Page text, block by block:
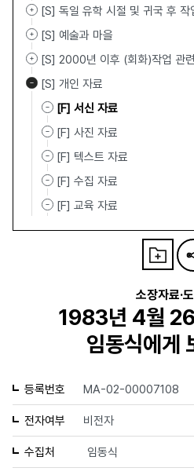
[S] 독일 유학 시절 및 귀국 후 작
[S] 예술과 마을
[S] 2000년 이후 (회화)작업 관
[S] 개인 자료
[F] 서신 자료
[F] 사진 자료
[F] 텍스트 자료
[F] 수집 자료
[F] 교육 자료
소장자료·
1983년 4월 26
임동식에게
등록번호 MA-02-00007108
전자여부 비전자
수집처 임동식